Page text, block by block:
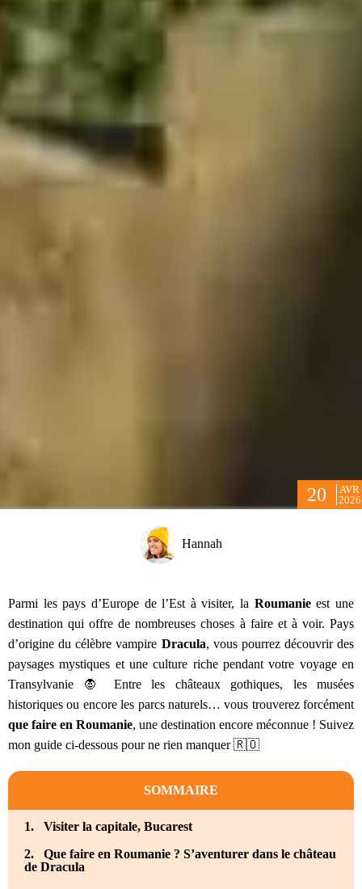
20
AVR
2026
Hannah
Parmi les pays d’Europe de l’Est à visiter, la Roumanieest une
destination qui offre de nombreuses choses à faire et à voir. Pays
d’origine du célèbre vampire Dracula, vous pourrez découvrir des
paysages mystiques et une culture riche pendant votre voyage en
Transylvanie 🧛 Entre les châteaux gothiques, les musées
historiques ou encore les parcs naturels… vous trouverez forcément
que faire en Roumanie, une destination encore méconnue ! Suivez
mon guide ci-dessous pour ne rien manquer 🇷🇴
SOMMAIRE
1. Visiter la capitale, Bucarest
2. Que faire en Roumanie ? S’aventurer dans le château
de Dracula